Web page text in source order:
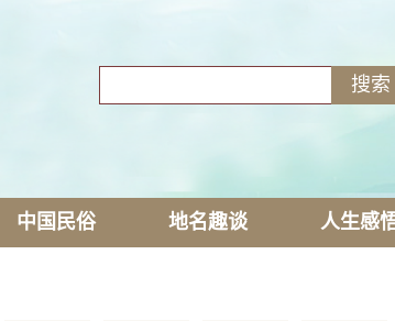
中国民俗 地名趣谈 人生感